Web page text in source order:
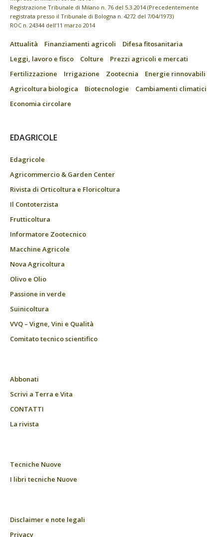
Registrazione Tribunale di Milano n. 76 del 5.3.2014 (Precedentemente
registrata presso il Tribunale di Bologna n. 4272 del 7/04/1973)
ROC n. 24344 dell’11 marzo 2014
Attualità Finanziamenti agricoli
Difesa fitosanitaria
Leggi, lavoro e fisco
Colture
Prezzi agricoli e mercati
Fertilizzazione
Irrigazione Zootecnia
Energie rinnovabili
Agricoltura biologica
Biotecnologie
Cambiamenti climatici
Economia circolare
EDAGRICOLE
Edagricole
Agricommercio & Garden Center
Rivista di Orticoltura e Floricoltura
Il Contoterzista
Frutticoltura
Informatore Zootecnico
Macchine Agricole
Nova Agricoltura
Olivo e Olio
Passione in verde
Suinicoltura
VVQ – Vigne, Vini e Qualità
Comitato tecnico scientifico
Abbonati
Scrivi a Terra e Vita
CONTATTI
La rivista
Tecniche Nuove
I libri tecniche Nuove
Disclaimer e note legali
Privacy